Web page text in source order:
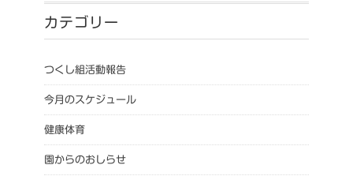
カテゴリー
つくし組活動報告
今月のスケジュール
健康体育
園からのおしらせ